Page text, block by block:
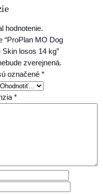
hodnotenie.
“ProPlan MO Dog
losos 14 kg”
zverejnená.
označené *
*